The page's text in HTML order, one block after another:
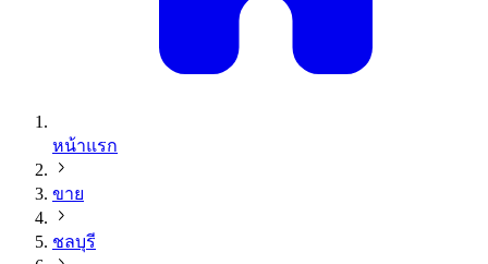
หน้าแรก
ขาย
ชลบุรี